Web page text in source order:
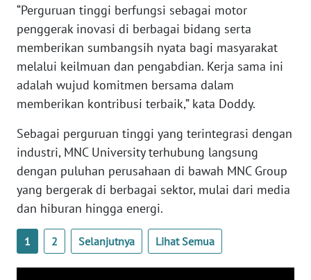
“Perguruan tinggi berfungsi sebagai motor
penggerak inovasi di berbagai bidang serta
memberikan sumbangsih nyata bagi masyarakat
melalui keilmuan dan pengabdian. Kerja sama ini
adalah wujud komitmen bersama dalam
memberikan kontribusi terbaik,” kata Doddy.
Sebagai perguruan tinggi yang terintegrasi dengan
industri, MNC University terhubung langsung
dengan puluhan perusahaan di bawah MNC Group
yang bergerak di berbagai sektor, mulai dari media
dan hiburan hingga energi.
1 2 Selanjutnya Lihat Semua
SERAMBI
WN
SULTRA
WN
NTB
WN
SULTENG
WN